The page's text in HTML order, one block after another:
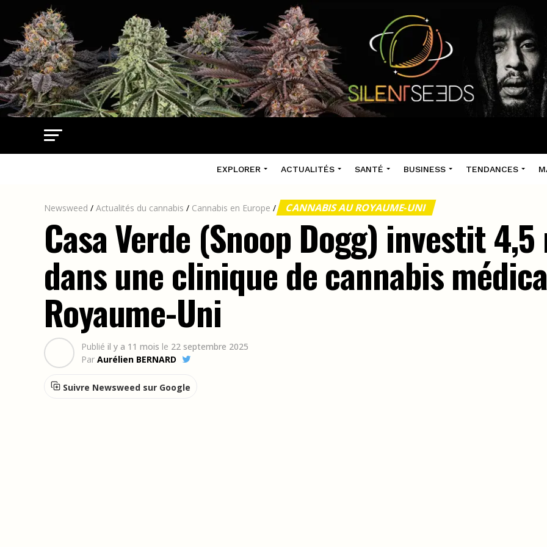
EXPLORER ACTUALITÉS SANTÉ BUSINESS TENDANCES
Newsweed / Actualités du cannabis / Cannabis en Europe / CANNABIS AU ROYAUME-UNI
Casa Verde (Snoop Dogg) investit
dans une clinique de cannabis
Royaume-Uni
Publié il y a 11 mois le 22 septembre 2025
Par Aurélien BERNARD
Suivre Newsweed sur Google